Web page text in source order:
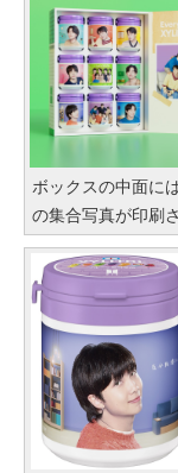
ボックスの中面に
の集合写真が印刷